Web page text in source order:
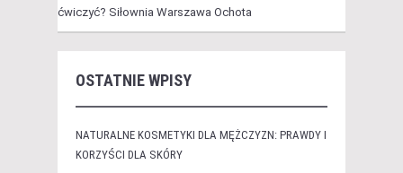
ćwiczyć? Siłownia Warszawa Ochota
OSTATNIE WPISY
NATURALNE KOSMETYKI DLA MĘŻCZYZN: PRAWDY I
KORZYŚCI DLA SKÓRY